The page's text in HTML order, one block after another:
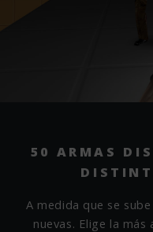
50 ARMAS
A medida que se
nuevas. Elige la